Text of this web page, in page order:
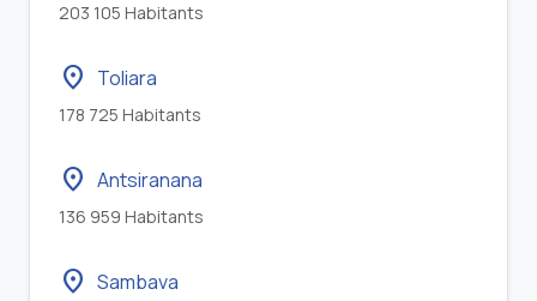
203 105 Habitants
location_on Toliara
178 725 Habitants
location_on Antsiranana
136 959 Habitants
location_on Sambava